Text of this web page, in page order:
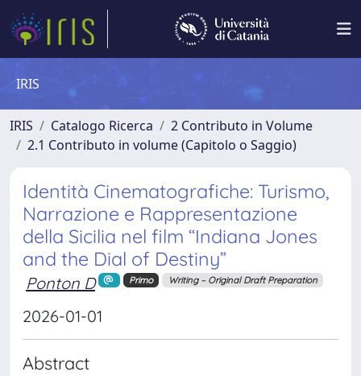
IRIS
IRIS Catalogo Ricerca
2 Contributo in Volume
2.1 Contributo in volume (Capitolo o Saggio)
Identità Cinematografiche: Turismo,
Narrazione e Rappresentazione
della Sicilia nel film “Indiana Jones
and the Dial of Destiny”
Ponton D Primo Writing – Original Draft Preparation
2026-01-01
Abstract